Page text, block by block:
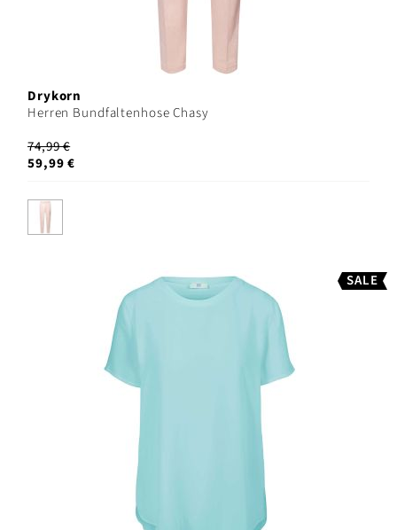
Drykorn
Herren Bundfaltenhose Chasy
74,99 €
59,99 €
SALE